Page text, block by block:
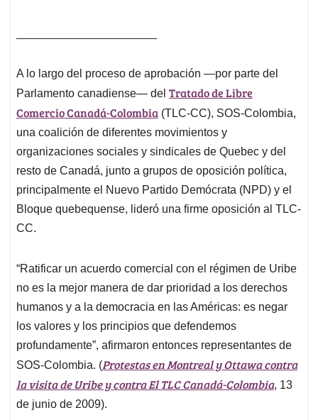
A lo largo del proceso de aprobación —por parte del
Parlamento canadiense— del Tratado de Libre
Comercio Canadá-Colombia (TLC-CC), SOS-Colombia,
una coalición de diferentes movimientos y
organizaciones sociales y sindicales de Quebec y del
resto de Canadá, junto a grupos de oposición política,
principalmente el Nuevo Partido Demócrata (NPD) y el
Bloque quebequense, lideró una firme oposición al TLC-
CC.
“Ratificar un acuerdo comercial con el régimen de Uribe
no es la mejor manera de dar prioridad a los derechos
humanos y a la democracia en las Américas: es negar
los valores y los principios que defendemos
profundamente”, afirmaron entonces representantes de
SOS-Colombia. (Protestas en Montreal y Ottawa contra
la visita de Uribe y contra El TLC Canadá-Colombia, 13
de junio de 2009).